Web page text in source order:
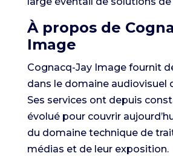
À propos de
Image
Cognacq-Jay Image fournit
dans le domaine audiovisuel
Ses services ont depuis
évolué pour couvrir
du domaine technique de
médias et de leur exposition.